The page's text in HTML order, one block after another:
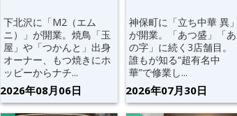
下北沢に「M2（エム
ニ）」が開業。焼鳥「玉
屋」や「つかんと」出身
オーナー、もつ焼きにホ
ッピーからナチ...
2026年08月06日
神保町に「立ち中華 異」
が開業。「あつ盛」「あ
の字」に続く3店舗目。
誰もが知る“超有名中
華”で修業し...
2026年07月30日